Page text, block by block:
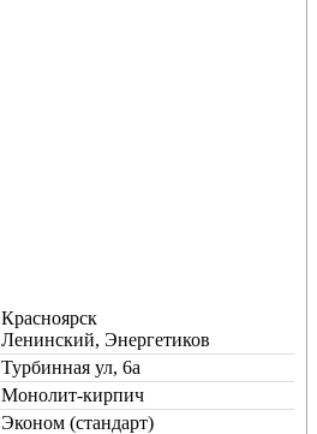
Красноярск
Ленинский, Энергетиков
Турбинная ул, 6а
Монолит-кирпич
Эконом (стандарт)